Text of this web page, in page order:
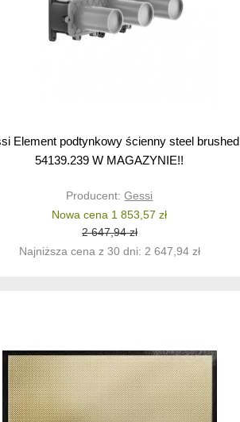
Element podtynkowy ścienny steel brushed
54139.239 W MAGAZYNIE!!
Producent:Gessi
Nowa cena 1 853,57 zł
2 647,94 zł
Najniższa cena z 30 dni: 2 647,94 zł